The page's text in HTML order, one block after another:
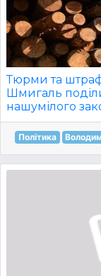
Тюрми та
Шмигаль
нашумілого
Політика